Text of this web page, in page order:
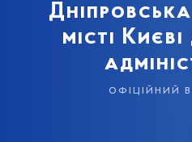
місті
офіційний